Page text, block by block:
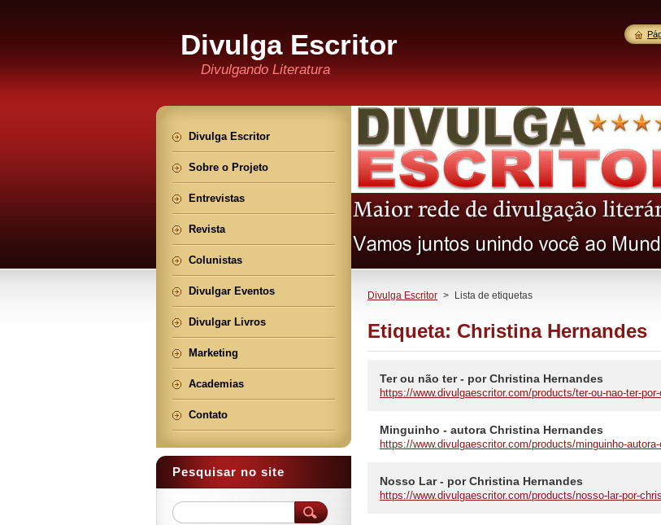
Divulga Escritor
Divulgando Literatura
Divulga Escritor > Lista de etiquetas
Etiqueta: Christina Hernandes
Ter ou não ter - por Christina Hernandes
https://www.divulgaescritor.com/products/ter-ou-nao-ter-
Minguinho - autora Christina Hernandes
https://www.divulgaescritor.com/products/minguinho-
Nosso Lar - por Christina Hernandes
https://www.divulgaescritor.com/products/nosso-lar-por-
Divulga Escritor
Sobre o Projeto
Entrevistas
Revista
Colunistas
Divulgar Eventos
Divulgar Livros
Marketing
Academias
Contato
Pesquisar no site